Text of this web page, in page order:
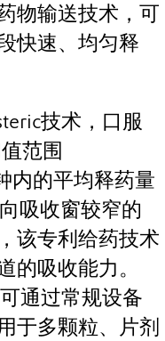
物输送技术，可
快速、均匀释
技术，口服
范围
内的平均释药量
吸收窗较窄的
该专利给药技术
的吸收能力。
通过常规设备
于多颗粒、片剂